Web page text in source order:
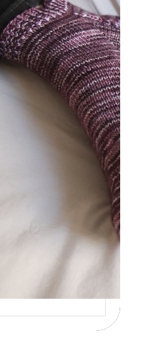
Le défi 2026 :
tricote mes
la 4ème année
que
un défi de…